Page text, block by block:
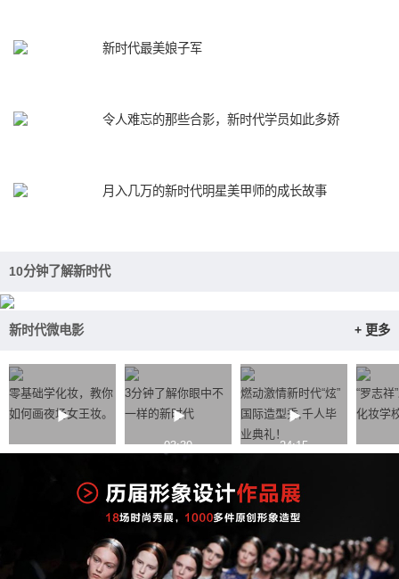
新时代最美娘子军
令人难忘的那些合影，新时代学员如此多娇
月入几万的新时代明星美甲师的成长故事
10分钟了解新时代
新时代微电影 + 更多
零基础学化妆，教你
如何画夜场女王妆。
3分钟了解你眼中不
一样的新时代
03:39
燃动激情新时代“炫”
国际造型秀,千人毕
业典礼！
24:15
“罗志祥
化妆学